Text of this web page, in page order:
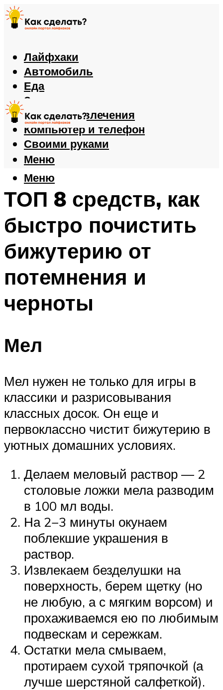
Лайфхаки
Автомобиль
Еда
Здоровье
Игры и развлечения
Компьютер и телефон
Своими руками
Меню
Меню
ТОП 8 средств, как
быстро почистить
бижутерию от
потемнения и
черноты
Мел
Мел нужен не только для игры в
классики и разрисовывания
классных досок. Он еще и
первоклассно чистит бижутерию в
уютных домашних условиях.
Делаем меловый раствор — 2
столовые ложки мела разводим
в 100 мл воды.
На 2−3 минуты окунаем
поблекшие украшения в
раствор.
Извлекаем безделушки на
поверхность, берем щетку (но
не любую, а с мягким ворсом) и
прохаживаемся ею по любимым
подвескам и сережкам.
Остатки мела смываем,
протираем сухой тряпочкой (а
лучше шерстяной салфеткой).